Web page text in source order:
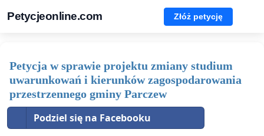
Petycjeonline.com Złóż petycję
Petycja w sprawie projektu zmiany studium
uwarunkowań i kierunków zagospodarowania
przestrzennego gminy Parczew
Podziel się na Facebooku